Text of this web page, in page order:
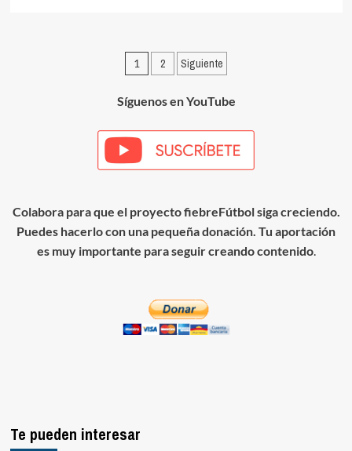
Paginación
de
entradas
1 2 Siguiente
Síguenos en YouTube
Colabora para que el proyecto fiebreFútbol siga creciendo.
Puedes hacerlo con una pequeña donación. Tu aportación
es muy importante para seguir creando contenido.
Te pueden interesar